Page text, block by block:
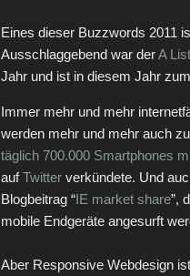
Eines dieser Buzzwords 2011
Ausschlaggebend war derA
Jahr und ist in diesem Jahr
Immer mehr und mehr
werden mehr und mehr auch
täglich 700.000 Smartphones
aufTwitter verkündete. Und
Blogbeitrag “IE market share”,
mobile Endgeräte angesurft
Aber Responsive Webdesign